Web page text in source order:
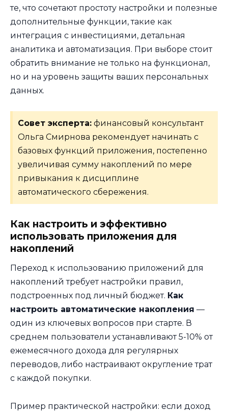
те, что сочетают простоту настройки и полезные
дополнительные функции, такие как
интеграция с инвестициями, детальная
аналитика и автоматизация. При выборе стоит
обратить внимание не только на функционал,
но и на уровень защиты ваших персональных
данных.
Совет эксперта: финансовый консультант
Ольга Смирнова рекомендует начинать с
базовых функций приложения, постепенно
увеличивая сумму накоплений по мере
привыкания к дисциплине
автоматического сбережения.
Как настроить и эффективно
использовать приложения для
накоплений
Переход к использованию приложений для
накоплений требует настройки правил,
подстроенных под личный бюджет. Как
настроить автоматические накопления —
один из ключевых вопросов при старте. В
среднем пользователи устанавливают 5-10% от
ежемесячного дохода для регулярных
переводов, либо настраивают округление трат
с каждой покупки.
Пример практической настройки: если доход